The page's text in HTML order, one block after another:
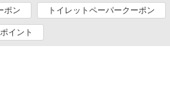
ポン トイレットペーパークーポン
イント